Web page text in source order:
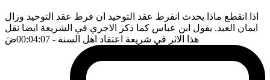
اذا انقطع ماذا يحدث انفرط عقد التوحيد ان فرط عقد التوحيد وزال
ايمان العبد. يقول ابن عباس كما ذكر الاجري في الشريعة ايضا نقل
هذا الاثر في شريعة اعتقاد اهل السنة - 00:04:07 ضَ